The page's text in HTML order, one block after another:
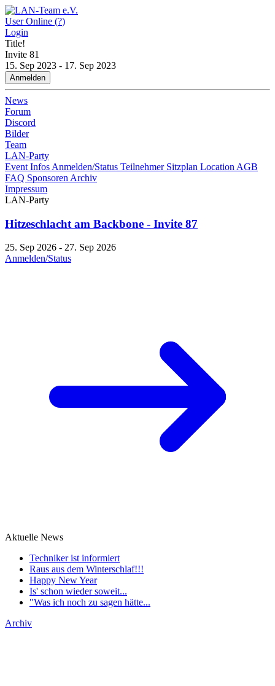
User Online (?)
Login
Title!
Invite 81
15. Sep 2023 - 17. Sep 2023
Anmelden
News
Forum
Discord
Bilder
Team
LAN-Party
Event Infos Anmelden/Status Teilnehmer Sitzplan Location AGB
FAQ Sponsoren Archiv
Impressum
LAN-Party
Hitzeschlacht am Backbone - Invite 87
25. Sep 2026 - 27. Sep 2026
Anmelden/Status
Aktuelle News
Techniker ist informiert
Raus aus dem Winterschlaf!!!
Happy New Year
Is' schon wieder soweit...
"Was ich noch zu sagen hätte...
Archiv